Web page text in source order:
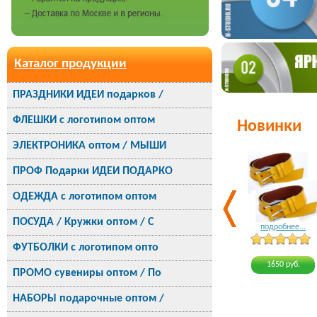
Каталог продукции
ПРАЗДНИКИ ИДЕИ подарков /
ФЛЕШКИ с логотипом оптом
ЭЛЕКТРОНИКА оптом / МЫШИ
ПРОФ Подарки ИДЕИ ПОДАРКО
ОДЕЖДА с логотипом оптом
ПОСУДА / Кружки оптом / С
ФУТБОЛКИ с логотипом опто
ПРОМО сувениры оптом / По
НАБОРЫ подарочные оптом /
Новинки
подробнее...
1650 руб.